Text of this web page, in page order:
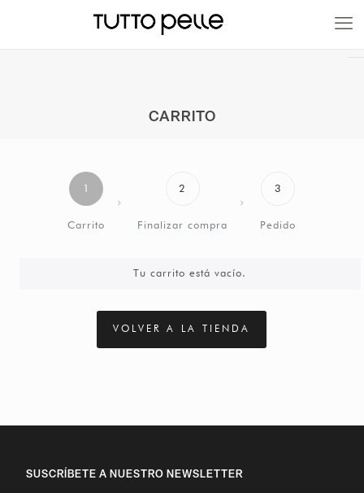
20% EN PRODUCTOS A FABRICACIÓN
CARRITO
1
Carrito
2
Finalizar compra
3
Pedido
Tu carrito está vacío.
VOLVER A LA TIENDA
SUSCRÍBETE A NUESTRO NEWSLETTER